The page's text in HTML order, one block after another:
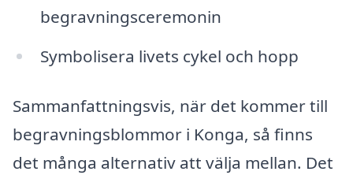
begravningsceremonin
Symbolisera livets cykel och hopp
Sammanfattningsvis, när det kommer till
begravningsblommor i Konga, så finns
det många alternativ att välja mellan. Det